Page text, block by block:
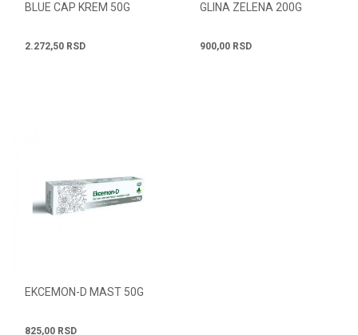
BLUE CAP KREM 50G
2.272,50 RSD
GLINA ZELENA 200G
900,00 RSD
EKCEMON-D MAST 50G
825,00 RSD